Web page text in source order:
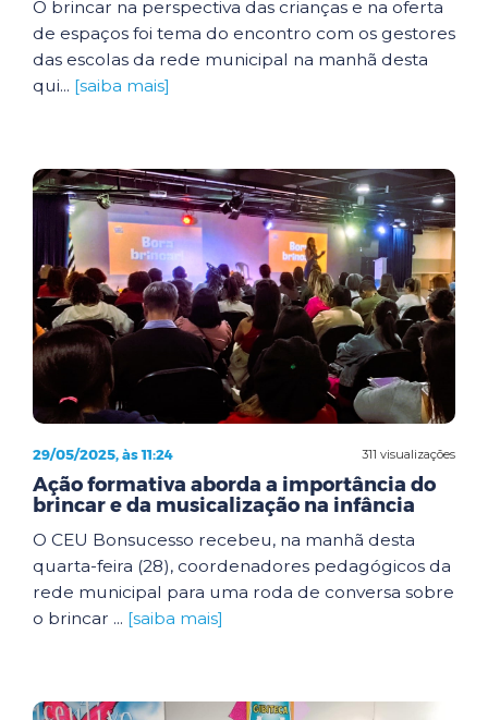
O brincar na perspectiva das crianças e na oferta
de espaços foi tema do encontro com os gestores
das escolas da rede municipal na manhã desta
qui... [saiba mais]
311 visualizações
29/05/2025, às 11:24
Ação formativa aborda a importância do
brincar e da musicalização na infância
O CEU Bonsucesso recebeu, na manhã desta
quarta-feira (28), coordenadores pedagógicos da
rede municipal para uma roda de conversa sobre
o brincar ... [saiba mais]